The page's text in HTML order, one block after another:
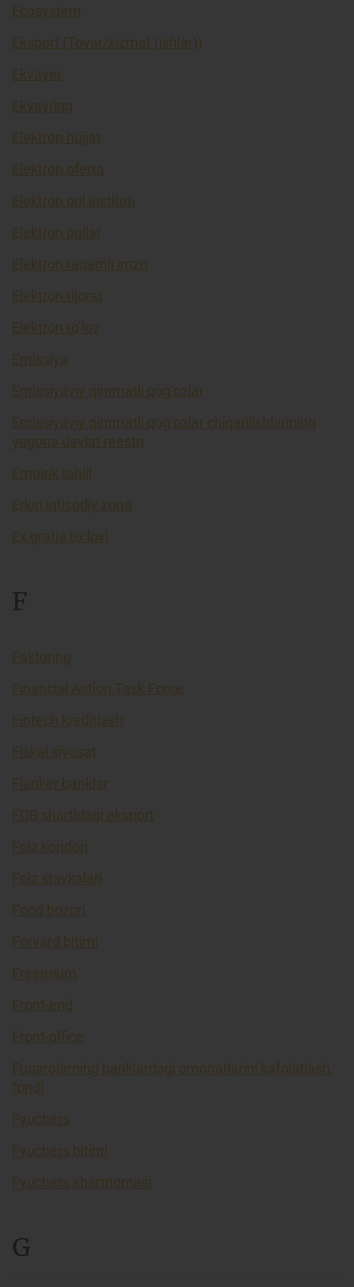
Ecosystem
Eksport (Tovar/xizmat (ishlar))
Ekvayer
Ekvayring
Elektron hujjat
Elektron oferta
Elektron pul instituti
Elektron pullar
Elektron raqamli imzo
Elektron tijorat
Elektron to’lov
Emissiya
Emissiyaviy qimmatli qog’ozlar
Emissiyaviy qimmatli qog’ozlar chiqarilishlarining
yagona davlat reestri
Empirik tahlil
Erkin iqtisodiy zona
Ex gratia toʻlovi
F
Faktoring
Financial Action Task Force
Fintech kreditlash
Fiskal siyosat
Flanker banklar
FOB shartidagi eksport
Foiz koridori
Foiz stavkalari
Fond bozori
Forvard bitimi
Freemium
Front-end
Front-office
Fuqarolarning banklardagi omonatlarini kafolatlash
fondi
Fyuchers
Fyuchers bitimi
Fyuchers shartnomasi
G